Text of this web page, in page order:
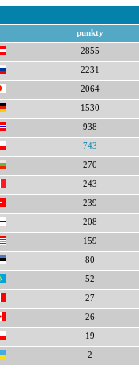
punkty
2855
2231
2064
1530
938
743
270
243
239
208
159
80
52
27
26
19
2